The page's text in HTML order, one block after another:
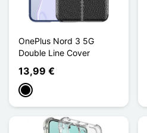
OnePlus Nord 3 5G
Double Line Cover
13,99 €
Schwarz